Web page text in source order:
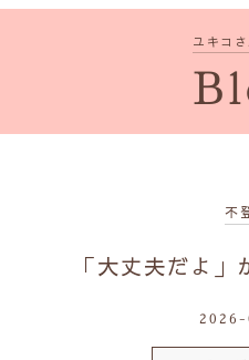
ユキコ
不
「大丈夫だよ」